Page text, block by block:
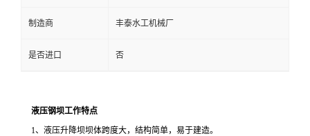
制造商 丰泰水工机械厂
是否进口 否
液压钢坝工作特点
1、液压升降坝坝体跨度大，结构简单，易于建造。